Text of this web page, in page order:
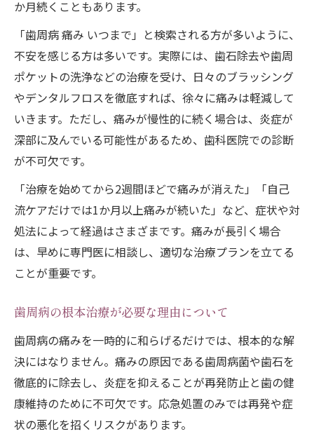
か月続くこともあります。
「歯周病 痛み いつまで」と検索される方が多いように、
不安を感じる方は多いです。実際には、歯石除去や歯周
ポケットの洗浄などの治療を受け、日々のブラッシング
やデンタルフロスを徹底すれば、徐々に痛みは軽減して
いきます。ただし、痛みが慢性的に続く場合は、炎症が
深部に及んでいる可能性があるため、歯科医院での診断
が不可欠です。
「治療を始めてから2週間ほどで痛みが消えた」「自己
流ケアだけでは1か月以上痛みが続いた」など、症状や対
処法によって経過はさまざまです。痛みが長引く場合
は、早めに専門医に相談し、適切な治療プランを立てる
ことが重要です。
歯周病の根本治療が必要な理由について
歯周病の痛みを一時的に和らげるだけでは、根本的な解
決にはなりません。痛みの原因である歯周病菌や歯石を
徹底的に除去し、炎症を抑えることが再発防止と歯の健
康維持のために不可欠です。応急処置のみでは再発や症
状の悪化を招くリスクがあります。